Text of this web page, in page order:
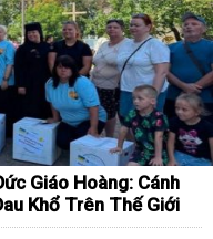
Giáo Hoàng: Cánh
Khổ Trên Thế Giới